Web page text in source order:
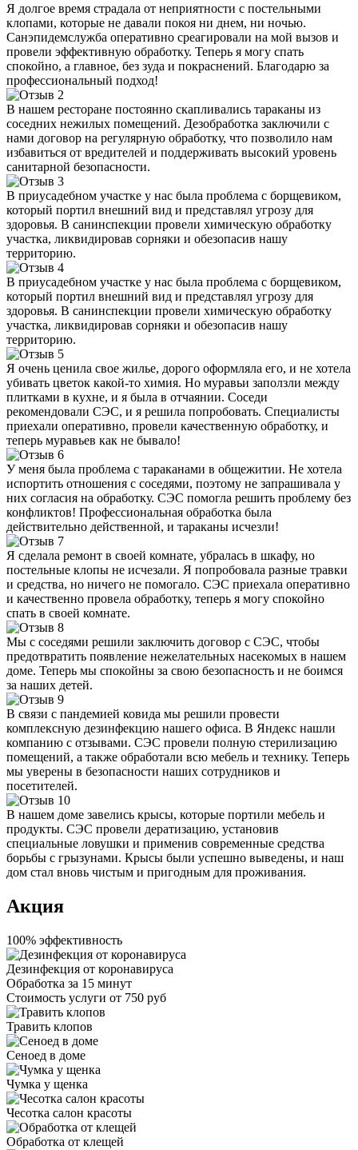
Я долгое время страдала от неприятности с постельными
клопами, которые не давали покоя ни днем, ни ночью.
Санэпидемслужба оперативно среагировали на мой вызов и
провели эффективную обработку. Теперь я могу спать
спокойно, а главное, без зуда и покраснений. Благодарю за
профессиональный подход!
В нашем ресторане постоянно скапливались тараканы из
соседних нежилых помещений. Дезобработка заключили с
нами договор на регулярную обработку, что позволило нам
избавиться от вредителей и поддерживать высокий уровень
санитарной безопасности.
В приусадебном участке у нас была проблема с борщевиком,
который портил внешний вид и представлял угрозу для
здоровья. В санинспекции провели химическую обработку
участка, ликвидировав сорняки и обезопасив нашу
территорию.
В приусадебном участке у нас была проблема с борщевиком,
который портил внешний вид и представлял угрозу для
здоровья. В санинспекции провели химическую обработку
участка, ликвидировав сорняки и обезопасив нашу
территорию.
Я очень ценила свое жилье, дорого оформляла его, и не хотела
убивать цветок какой-то химия. Но муравьи заползли между
плитками в кухне, и я была в отчаянии. Соседи
рекомендовали СЭС, и я решила попробовать. Специалисты
приехали оперативно, провели качественную обработку, и
теперь муравьев как не бывало!
У меня была проблема с тараканами в общежитии. Не хотела
испортить отношения с соседями, поэтому не запрашивала у
них согласия на обработку. СЭС помогла решить проблему без
конфликтов! Профессиональная обработка была
действительно действенной, и тараканы исчезли!
Я сделала ремонт в своей комнате, убралась в шкафу, но
постельные клопы не исчезали. Я попробовала разные травки
и средства, но ничего не помогало. СЭС приехала оперативно
и качественно провела обработку, теперь я могу спокойно
спать в своей комнате.
Мы с соседями решили заключить договор с СЭС, чтобы
предотвратить появление нежелательных насекомых в нашем
доме. Теперь мы спокойны за свою безопасность и не боимся
за наших детей.
В связи с пандемией ковида мы решили провести
комплексную дезинфекцию нашего офиса. В Яндекс нашли
компанию с отзывами. СЭС провели полную стерилизацию
помещений, а также обработали всю мебель и технику. Теперь
мы уверены в безопасности наших сотрудников и
посетителей.
В нашем доме завелись крысы, которые портили мебель и
продукты. СЭС провели дератизацию, установив
специальные ловушки и применив современные средства
борьбы с грызунами. Крысы были успешно выведены, и наш
дом стал вновь чистым и пригодным для проживания.
Акция
100% эффективность
Дезинфекция от коронавируса
Обработка за 15 минут
Стоимость услуги от 750 руб
Травить клопов
Сеноед в доме
Чумка у щенка
Чесотка салон красоты
Обработка от клещей